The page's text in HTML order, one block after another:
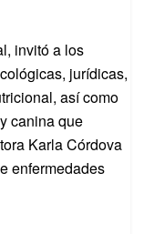
invitó a los
jurídicas,
así como
canina que
Karla Córdova
enfermedades